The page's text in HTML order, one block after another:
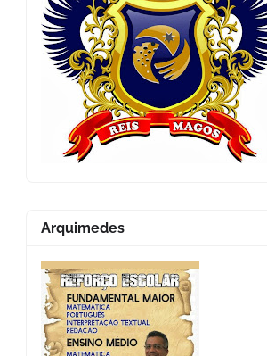
Arquimedes